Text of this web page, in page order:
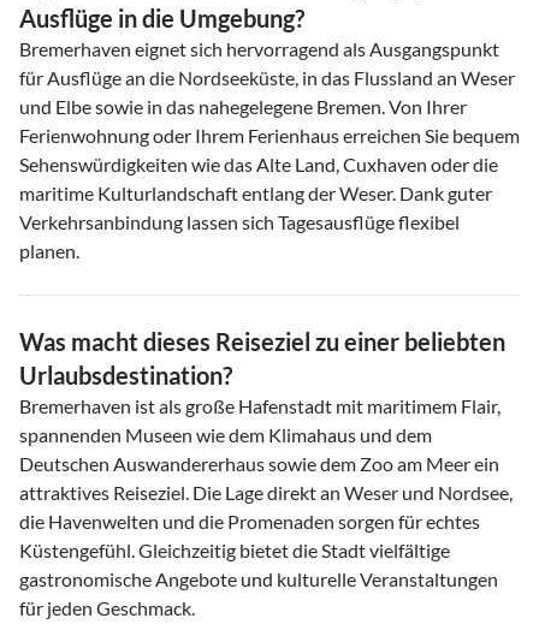
Ausflüge in die Umgebung?
Bremerhaven eignet sich hervorragend als Ausgangspunkt
für Ausflüge an die Nordseeküste, in das Flussland an Weser
und Elbe sowie in das nahegelegene Bremen. Von Ihrer
Ferienwohnung oder Ihrem Ferienhaus erreichen Sie bequem
Sehenswürdigkeiten wie das Alte Land, Cuxhaven oder die
maritime Kulturlandschaft entlang der Weser. Dank guter
Verkehrsanbindung lassen sich Tagesausflüge flexibel
planen.
Was macht dieses Reiseziel zu einer beliebten
Urlaubsdestination?
Bremerhaven ist als große Hafenstadt mit maritimem Flair,
spannenden Museen wie dem Klimahaus und dem
Deutschen Auswandererhaus sowie dem Zoo am Meer ein
attraktives Reiseziel. Die Lage direkt an Weser und Nordsee,
die Havenwelten und die Promenaden sorgen für echtes
Küstengefühl. Gleichzeitig bietet die Stadt vielfältige
gastronomische Angebote und kulturelle Veranstaltungen
für jeden Geschmack.